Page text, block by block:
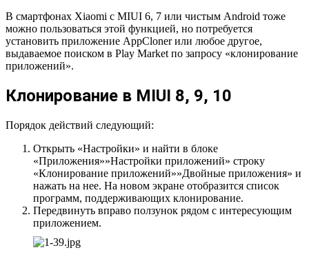
В смартфонах Xiaomi с MIUI 6, 7 или чистым Android тоже
можно пользоваться этой функцией, но потребуется
установить приложение AppCloner или любое другое,
выдаваемое поиском в Play Market по запросу «клонирование
приложений».
Клонирование в MIUI 8, 9, 10
Порядок действий следующий:
Открыть «Настройки» и найти в блоке
«Приложения»»Настройки приложений» строку
«Клонирование приложений»»Двойные приложения» и
нажать на нее. На новом экране отобразится список
программ, поддерживающих клонирование.
Передвинуть вправо ползунок рядом с интересующим
приложением.